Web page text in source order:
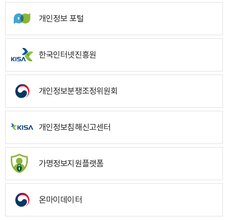
개인정보 포털
한국인터넷진흥원
개인정보분쟁조정위원회
개인정보침해신고센터
가명정보지원플랫폼
온마이데이터